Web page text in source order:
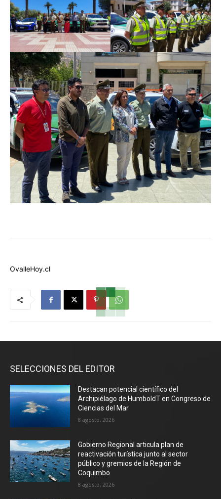
OvalleHoy.cl
SELECCIONES DEL EDITOR
Destacan potencial científico del
Archipiélago de HumboldT en Congreso de
Ciencias del Mar
8 agosto, 2026
Gobierno Regional articula plan de
reactivación turística junto al sector
público y gremios de la Región de
Coquimbo
8 agosto, 2026